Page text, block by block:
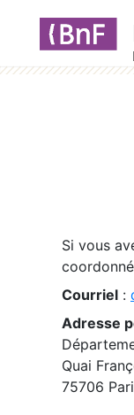
Si vous
Courriel :
Adresse
Quai
75706